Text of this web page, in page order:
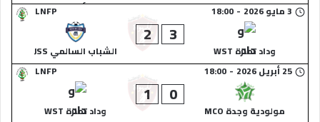
LNFP
3 مايو 2026 -
18:00
وداد تمارة WST
3
2
الشباب السالمي JSS
LNFP
25 أبريل 2026 -
18:00
مولودية وجدة MCO
0
1
وداد تمارة WST